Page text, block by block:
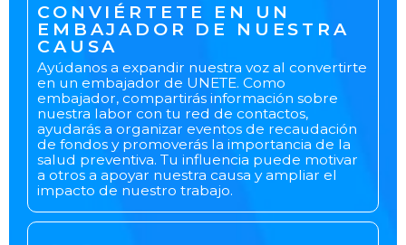
CONVIÉRTETE EN UN
EMBAJADOR DE NUESTRA
CAUSA
Ayúdanos a expandir nuestra voz al convertirte
en un embajador de UNETE. Como
embajador, compartirás información sobre
nuestra labor con tu red de contactos,
ayudarás a organizar eventos de recaudación
de fondos y promoverás la importancia de la
salud preventiva. Tu influencia puede motivar
a otros a apoyar nuestra causa y ampliar el
impacto de nuestro trabajo.